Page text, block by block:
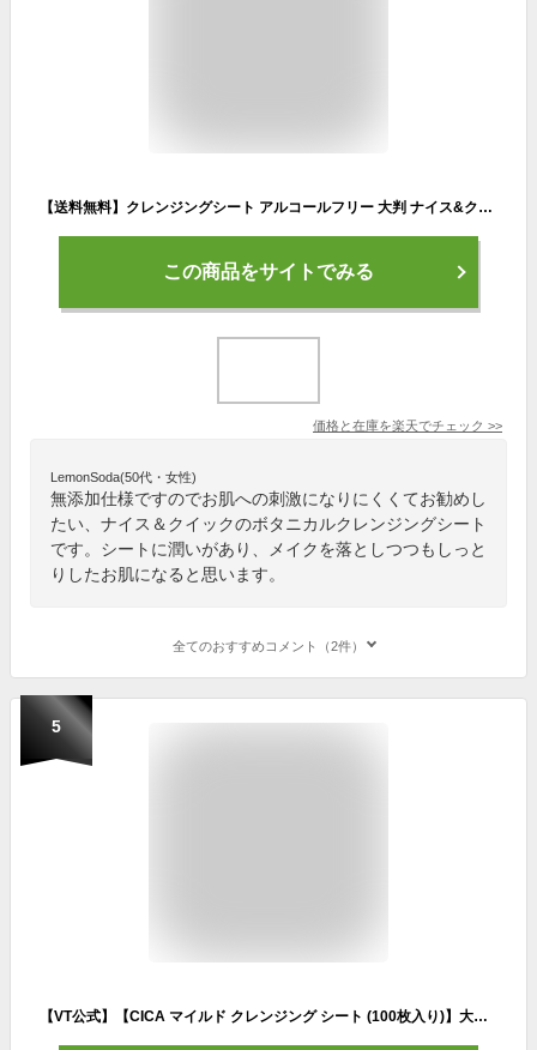
【送料無料】クレンジングシート アルコールフリー 大判 ナイス&クイック ボタニカル クレンジングシート 50枚 3セット 無添加 ナイスアンドクイック 敏感肌 保湿 メイク落とし NICE&QUICK
この商品をサイトでみる
価格と在庫を楽天でチェック >>
LemonSoda(50代・女性)
無添加仕様ですのでお肌への刺激になりにくくてお勧めし
たい、ナイス＆クイックのボタニカルクレンジングシート
です。シートに潤いがあり、メイクを落としつつもしっと
りしたお肌になると思います。
全てのおすすめコメント（2件）
5
【VT公式】【CICA マイルド クレンジング シート (100枚入り)】大容量 クレンジングティッシュ メイク落とし 化粧落とし メイク落としシート 洗顔シート ふき取り コットン シカ 楽ちん 時短 化粧品 うるおい すっぴん ポイントメイク 弱酸性 敏感肌 韓国 コスメ 顔 肌